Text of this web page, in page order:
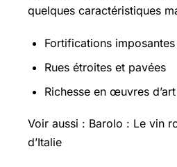
quelques caractéristiques
Fortifications
Rues étroites et pavées
Richesse en œuvres
Voir aussi : Barolo : Le vin
d’Italie